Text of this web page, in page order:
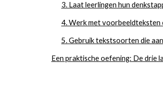
3. Laat leerlingen hun
4. Werk met voorbeeldteksten
5. Gebruik tekstsoorten die
Een praktische oefening: De drie